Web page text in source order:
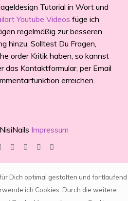
Tutorial in Wort und
Youtube Videos füge ich
regelmäßig zur besseren
hinzu. Solltest Du Fragen,
order Kritik haben, so kannst
das Kontaktformular, per Email
erreichen.
Impressum
Dich optimal gestalten und fortlaufend
ich Cookies. Durch die weitere